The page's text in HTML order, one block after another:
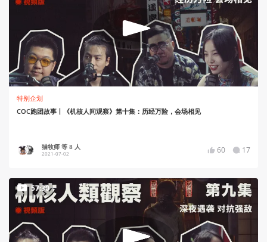
特别企划
COC跑团故事丨《机核人间观察》第十集：历经万险，会场相见
猫牧师 等 8 人
2021-07-02 60 17
57:30